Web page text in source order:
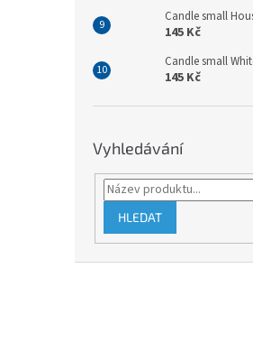
Candle small
145 Kč
Candle small
145 Kč
Vyhledávání
HLEDAT